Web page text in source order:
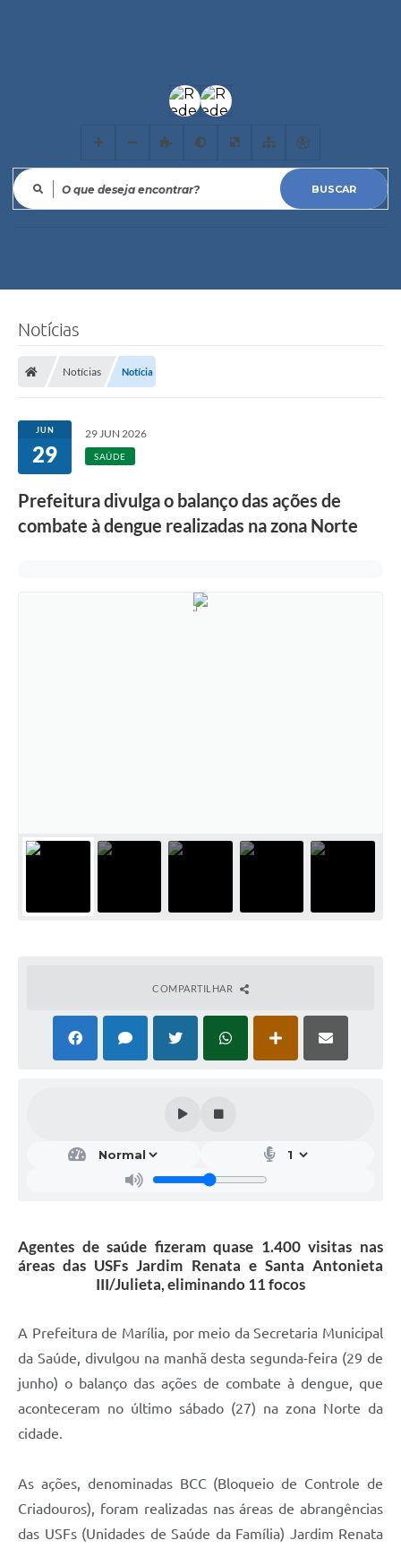
O que deseja encontrar?
Notícias
Notícias Notícia
JUN
29
29 JUN 2026
SAÚDE
Prefeitura divulga o balanço das ações de
combate à dengue realizadas na zona Norte
COMPARTILHAR
Agentes de saúde fizeram quase 1.400 visitas nas
áreas das USFs Jardim Renata e Santa Antonieta
III/Julieta, eliminando 11 focos
A Prefeitura de Marília, por meio da Secretaria Municipal
da Saúde, divulgou na manhã desta segunda-feira (29 de
junho) o balanço das ações de combate à dengue, que
aconteceram no último sábado (27) na zona Norte da
cidade.
As ações, denominadas BCC (Bloqueio de Controle de
Criadouros), foram realizadas nas áreas de abrangências
das USFs (Unidades de Saúde da Família) Jardim Renata